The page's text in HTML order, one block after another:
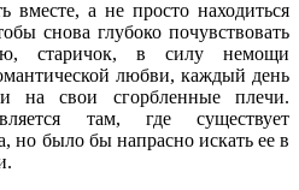
а не просто находиться
снова глубоко почувствовать
старичок, в силу немощи
любви, каждый день
на свои сгорбленные плечи.
там, где существует
но было бы напрасно искать ее в